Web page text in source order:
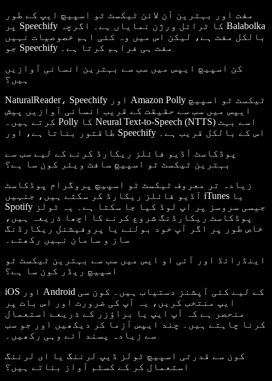
مفت اور بہترین آن لائن ٹیکسٹ ٹو اسپیچ ایپ کے طور
پر Speechify کا ٹرائل ورژن نمایاں ہے۔ اگرچہ Balabolka
بالکل مفت ہے، لیکن اس میں وہ کئی اہم خصوصیات نہیں
جو Speechify مفت ہی فراہم کرتا ہے۔
کن اسپیچ ایپس میں سب سے بہترین انسانی آوازیں
ہیں؟
NaturalReader، Speechify اور Amazon Polly ٹیکسٹ ٹو اسپیچ
ایپس میں سب سے حقیقت کے قریب انسانی آوازیں پیش
کرتے ہیں۔ Polly کا Neural Text-to-Speech (NTTS) اسے بہت
طاقتور بناتا ہے، اور Speechify اس کے بالکل قریب ہے۔
پوڈکاسٹ آڈیو فائلز ریکارڈ کرنے کے لیے سب سے
بہترین ٹیکسٹ ٹو اسپیچ سافٹ ویئر کون سا ہے؟
زیادہ تر معروف ٹیکسٹ ٹو اسپیچ پروگرام پوڈکاسٹ
آڈیو فائلز ریکارڈ کر سکتے ہیں، جنہیں iTunes یا
Spotify جیسی سروسز پر اپ لوڈ کیا جا سکتا ہے۔ یہ ٹولز
پوڈکاسٹ ریکارڈنگ شروع کرنے کا اچھا ذریعہ ہیں،
خاص طور پر اگر آپ خود بولنے یا پروفیشنل ریکارڈنگ
ساز و سامان نہیں رکھتے۔
اینڈرائڈ اور آئی او ایس میں سب سے بہترین ٹیکسٹ ٹو
اسپیچ ریڈر کون سا ہے؟
iOS اور Android کے لیے کئی آپشنز دستیاب ہیں۔ کون سی
ایپ منتخب کریں، یہ آپ کی ضرورت اور اس بات پر
منحصر ہے کہ آپ ایپ یا براؤزر کے ذریعے استعمال
کرنا چاہتے ہیں۔ چند ایپس آزما کر دیکھیں اور جو سب
سے زیادہ پسند آئے وہی رکھیں۔
کون سے قدرتی اسپیچ ٹولز ڈیپ لرننگ یا ای لرننگ
استعمال کر کے کسٹم آواز بناتے ہیں؟